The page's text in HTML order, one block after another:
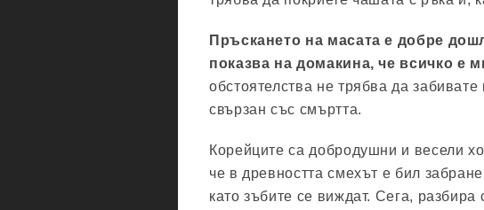
Пръскането на масата е добре
показва на домакина, че всичко е
обстоятелства не трябва да
свързан със смъртта.
Корейците са добродушни и весели
че в древността смехът е бил
като зъбите се виждат. Сега,